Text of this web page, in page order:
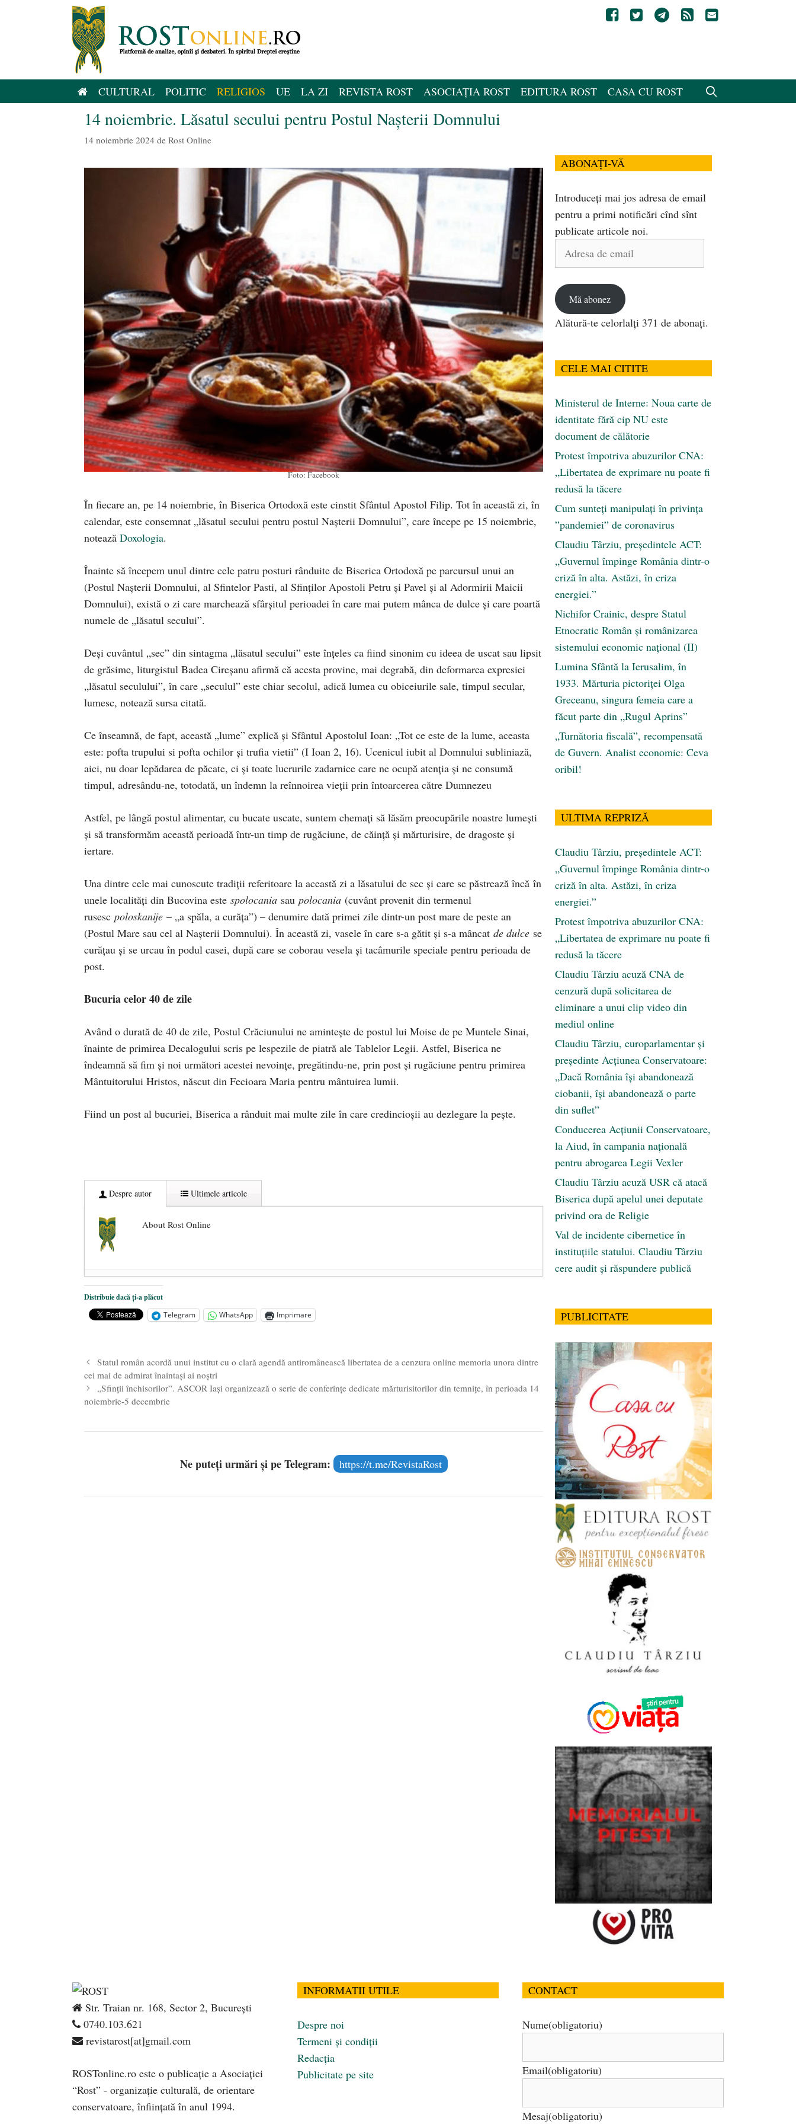
CULTURAL POLITIC RELIGIOS UE LA ZI REVISTA ROST ASOCIAȚIA ROST EDITURA ROST CASA CU ROST
14 noiembrie. Lăsatul secului pentru Postul Nașterii Domnului
14 noiembrie 2024 de Rost Online
Foto: Facebook
În fiecare an, pe 14 noiembrie, în Biserica Ortodoxă este cinstit Sfântul Apostol Filip. Tot în această zi, în
calendar, este consemnat „lăsatul secului pentru postul Nașterii Domnului”, care începe pe 15 noiembrie,
notează Doxologia.
Înainte să începem unul dintre cele patru posturi rânduite de Biserica Ortodoxă pe parcursul unui an
(Postul Nașterii Domnului, al Sfintelor Pasti, al Sfinților Apostoli Petru și Pavel și al Adormirii Maicii
Domnului), există o zi care marchează sfârșitul perioadei în care mai putem mânca de dulce și care poartă
numele de „lăsatul secului”.
Deși cuvântul „sec” din sintagma „lăsatul secului” este înțeles ca fiind sinonim cu ideea de uscat sau lipsit
de grăsime, liturgistul Badea Cireșanu afirmă că acesta provine, mai degrabă, din deformarea expresiei
„lăsatul seculului”, în care „seculul” este chiar secolul, adică lumea cu obiceiurile sale, timpul secular,
lumesc, notează sursa citată.
Ce înseamnă, de fapt, această „lume” explică și Sfântul Apostolul Ioan: „Tot ce este de la lume, aceasta
este: pofta trupului si pofta ochilor și trufia vietii” (I Ioan 2, 16). Ucenicul iubit al Domnului subliniază,
aici, nu doar lepădarea de păcate, ci și toate lucrurile zadarnice care ne ocupă atenția și ne consumă
timpul, adresându-ne, totodată, un îndemn la reînnoirea vieții prin întoarcerea către Dumnezeu
Astfel, pe lângă postul alimentar, cu bucate uscate, suntem chemați să lăsăm preocupările noastre lumești
și să transformăm această perioadă într-un timp de rugăciune, de căință și mărturisire, de dragoste și
iertare.
Una dintre cele mai cunoscute tradiții referitoare la această zi a lăsatului de sec și care se păstrează încă în
unele localități din Bucovina este spolocania sau polocania (cuvânt provenit din termenul
rusesc poloskanije – „a spăla, a curăța”) – denumire dată primei zile dintr-un post mare de peste an
(Postul Mare sau cel al Nașterii Domnului). În această zi, vasele în care s-a gătit și s-a mâncat de dulce se
curățau și se urcau în podul casei, după care se coborau vesela și tacâmurile speciale pentru perioada de
post.
Bucuria celor 40 de zile
Având o durată de 40 de zile, Postul Crăciunului ne amintește de postul lui Moise de pe Muntele Sinai,
înainte de primirea Decalogului scris pe lespezile de piatră ale Tablelor Legii. Astfel, Biserica ne
îndeamnă să fim și noi următori acestei nevoințe, pregătindu-ne, prin post și rugăciune pentru primirea
Mântuitorului Hristos, născut din Fecioara Maria pentru mântuirea lumii.
Fiind un post al bucuriei, Biserica a rânduit mai multe zile în care credincioșii au dezlegare la pește.
Despre autor Ultimele articole
About Rost Online
Dezvăluiri cutremurătoare despre președintele Ucrainei, Volodymyr Zelensky
Statul care servește Națiunea - 21 aprilie 2026
Legea Vexler produce efecte. Bustul poetului Octavian Goga, înlăturat din Iași
Distribuie dacă ți-a plăcut
Telegram
WhatsApp Imprimare
Statul român acordă unui institut cu o clară agendă antiromânească libertatea de a cenzura online memoria unora dintre
cei mai de admirat înaintași ai noștri
„Sfinții închisorilor”. ASCOR Iași organizează o serie de conferințe dedicate mărturisitorilor din temnițe, în perioada 14
noiembrie-5 decembrie
Ne puteți urmări și pe Telegram: https://t.me/RevistaRost
ABONAȚI-VĂ
Introduceți mai jos adresa de email
pentru a primi notificări cînd sînt
publicate articole noi.
Adresa
Mă abonez
Alătură-te celorlalți 371 de abonați.
CELE MAI CITITE
Ministerul de Interne: Noua carte de
identitate fără cip NU este
document de călătorie
Protest împotriva abuzurilor CNA:
„Libertatea de exprimare nu poate fi
redusă la tăcere
Cum sunteți manipulați în privința
”pandemiei” de coronavirus
Claudiu Târziu, președintele ACT:
„Guvernul împinge România dintr-o
criză în alta. Astăzi, în criza
energiei.”
Nichifor Crainic, despre Statul
Etnocratic Român şi românizarea
sistemului economic naţional (II)
Lumina Sfântă la Ierusalim, în
1933. Mărturia pictoriței Olga
Greceanu, singura femeia care a
făcut parte din „Rugul Aprins”
„Turnătoria fiscală”, recompensată
de Guvern. Analist economic: Ceva
oribil!
ULTIMA REPRIZĂ
Claudiu Târziu, președintele ACT:
„Guvernul împinge România dintr-o
criză în alta. Astăzi, în criza
energiei.”
Protest împotriva abuzurilor CNA:
„Libertatea de exprimare nu poate fi
redusă la tăcere
Claudiu Târziu acuză CNA de
cenzură după solicitarea de
eliminare a unui clip video din
mediul online
Claudiu Târziu, europarlamentar și
președinte Acțiunea Conservatoare:
„Dacă România își abandonează
ciobanii, își abandonează o parte
din suflet”
Conducerea Acțiunii Conservatoare,
la Aiud, în campania națională
pentru abrogarea Legii Vexler
Claudiu Târziu acuză USR că atacă
Biserica după apelul unei deputate
privind ora de Religie
Val de incidente cibernetice în
instituțiile statului. Claudiu Târziu
cere audit și răspundere publică
PUBLICITATE
Str. Traian nr. 168, Sector 2, București
0740.103.621
revistarost[at]gmail.com
ROSTonline.ro este o publicaţie a Asociaţiei
“Rost” - organizaţie culturală, de orientare
conservatoare, înfiinţată în anul 1994.
INFORMATII UTILE
Despre noi
Termeni și condiții
Redacția
Publicitate pe site
CONTACT
Nume(obligatoriu)
Email(obligatoriu)
Mesaj(obligatoriu)